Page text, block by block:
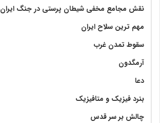
نقش مجامع مخفی شیطان پرستی در جنگ ایران
مهم ترین سلاح ایران
سقوط تمدن غرب
آرمگدون
دعا
بنرد فیزیک و متافیزیک
چالش بر سر قدس